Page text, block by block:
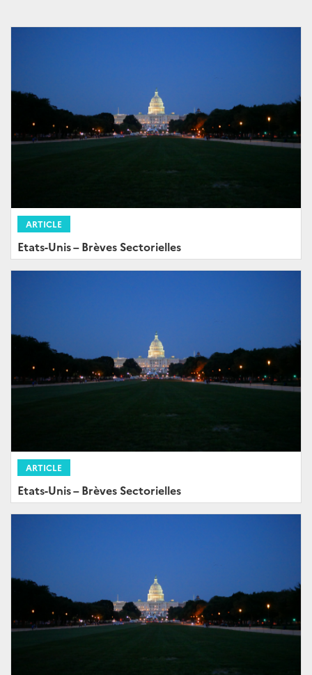
ARTICLE
Etats-Unis – Brèves Sectorielles
ARTICLE
Etats-Unis – Brèves Sectorielles